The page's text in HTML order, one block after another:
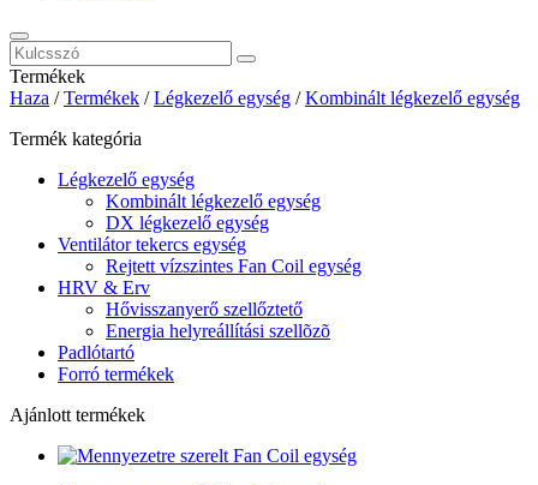
Termékek
Haza /Termékek /Légkezelő egység /Kombinált légkezelő egység
Termék kategória
Légkezelő egység
Kombinált légkezelő egység
DX légkezelő egység
Ventilátor tekercs egység
Rejtett vízszintes Fan Coil egység
HRV & Erv
Hővisszanyerő szellőztető
Energia helyreállítási szellõzõ
Padlótartó
Forró termékek
Ajánlott termékek